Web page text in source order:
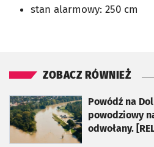
stan alarmowy: 250 cm
ZOBACZ RÓWNIEŻ
Powódź na
powodziowy
odwołany.
otworzy się w nowej karcie